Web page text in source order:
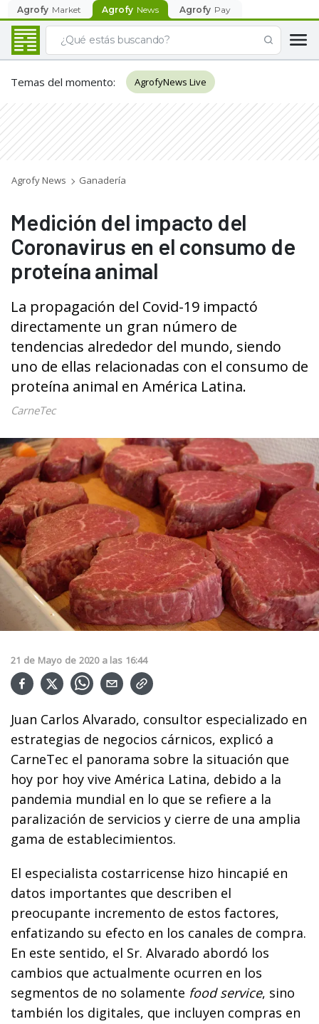
Agrofy Market Agrofy News Agrofy Pay
Temas del momento: AgrofyNews Live
Agrofy News Ganadería
Medición del impacto del
Coronavirus en el consumo de
proteína animal
La propagación del Covid-19 impactó
directamente un gran número de
tendencias alrededor del mundo, siendo
uno de ellas relacionadas con el consumo de
proteína animal en América Latina.
CarneTec
21 de Mayo de 2020 a las 16:44
Juan Carlos Alvarado, consultor especializado en
estrategias de negocios cárnicos, explicó a
CarneTec el panorama sobre la situación que
hoy por hoy vive América Latina, debido a la
pandemia mundial en lo que se refiere a la
paralización de servicios y cierre de una amplia
gama de establecimientos.
El especialista costarricense hizo hincapié en
datos importantes que describen el
preocupante incremento de estos factores,
enfatizando su efecto en los canales de compra.
En este sentido, el Sr. Alvarado abordó los
cambios que actualmente ocurren en los
segmentos de no solamente food service, sino
también los digitales, que incluyen compras en